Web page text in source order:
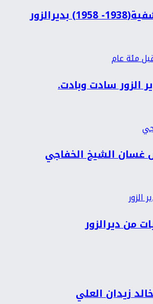
الزور سادت وبادت.
غسان الشيخ الخفاجي
من ديرالزور
زيدان العلي